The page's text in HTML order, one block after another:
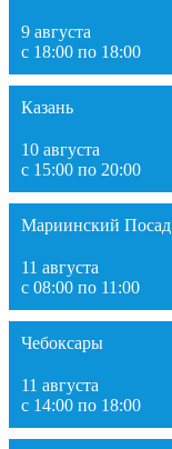
9 августа
с 18:00 по 18:00
Казань
10 августа
с 15:00 по 20:00
Мариинский Посад
11 августа
с 08:00 по 11:00
Чебоксары
11 августа
с 14:00 по 18:00